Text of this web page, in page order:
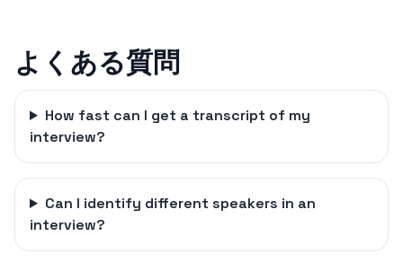
よくある質問
How fast can I get a transcript of my
interview?
Can I identify different speakers in an
interview?